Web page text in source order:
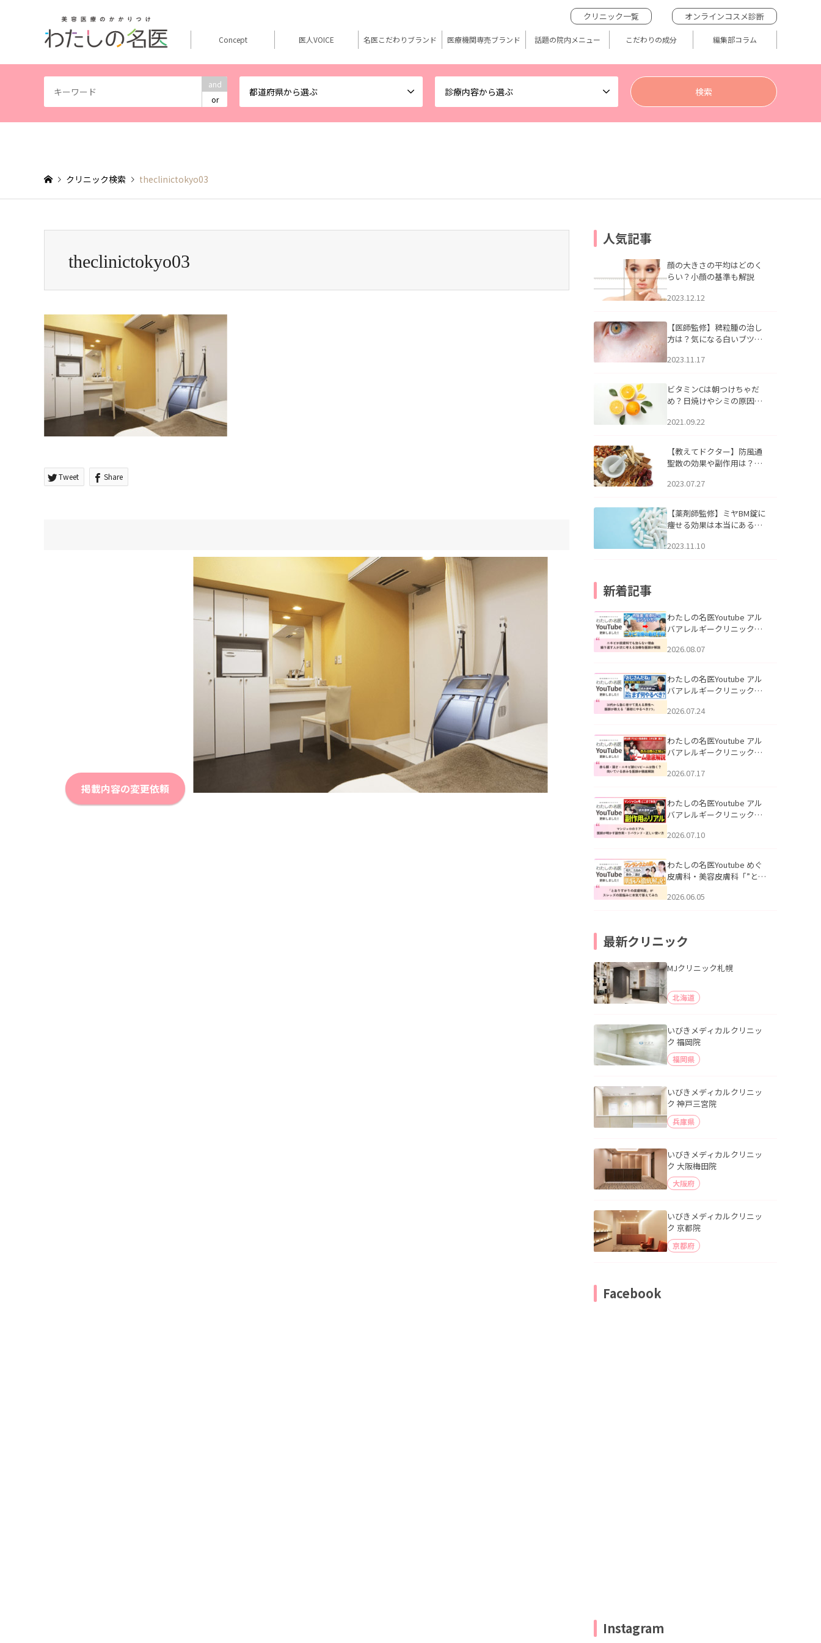
and
or
都道府県から選ぶ 診療内容から選ぶ
クリニック一覧 オンラインコスメ診断
Concept 医人VOICE 名医こだわりブランド 医療機関専売ブランド 話題の院内メニュー こだわりの成分 編集部コラム
クリニック検索 theclinictokyo03
theclinictokyo03
Tweet Share
掲載内容の変更依頼
人気記事
顔の大きさの平均はどのく
らい？小顔の基準も解説
2023.12.12
【医師監修】稗粒腫の治し
方は？気になる白いブツブ
アについて
2023.11.17
ビタミンCは朝つけちゃだ
め？日焼けやシミの原因に
2021.09.22
【教えてドクター】防風通
聖散の効果や副作用は？長
2023.07.27
【薬剤師監修】ミヤBM錠に
痩せる効果は本当にある
2023.11.10
新着記事
わたしの名医Youtube アル
バアレルギークリニック札
らない理由｜繰り返す人が
説」を公開いたしました。
2026.08.07
わたしの名医Youtube アル
バアレルギークリニック札
える男性へ｜医師が教える
公開いたしました。
2026.07.24
わたしの名医Youtube アル
バアレルギークリニック札
跡にVビームは効く？向いて
説」を公開いたしました。
2026.07.17
わたしの名医Youtube アル
バアレルギークリニック札
医師が明かす副作用・リバ
公開いたしました。
2026.07.10
わたしの名医Youtube めぐ
皮膚科・美容皮膚科「”とお
ッズの肌悩みに本気で答え
2026.06.05
最新クリニック
MJクリニック札幌
北海道
いびきメディカルクリニッ
ク 福岡院
福岡県
いびきメディカルクリニッ
ク 神戸三宮院
兵庫県
いびきメディカルクリニッ
ク 大阪梅田院
大阪府
いびきメディカルクリニッ
ク 京都院
京都府
Facebook
Instagram